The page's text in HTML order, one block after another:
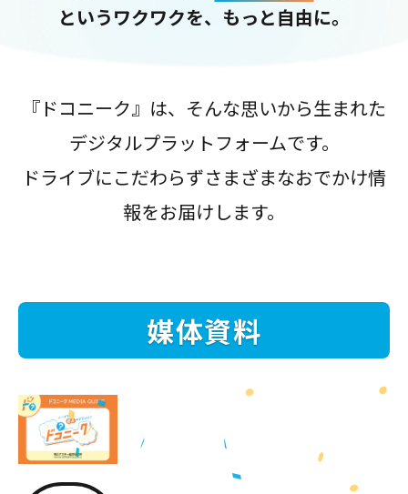
というワクワクを、もっと自由に。
『ドコニーク』は、そんな思いから生まれた
デジタルプラットフォームです。
ドライブにこだわらずさまざまなおでかけ情
報をお届けします。
媒体資料